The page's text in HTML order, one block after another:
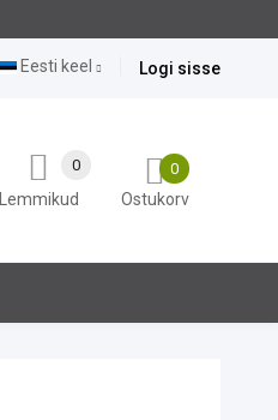
Logi sisse
Eesti keel
0
Ostukorv
Lemmikud
0